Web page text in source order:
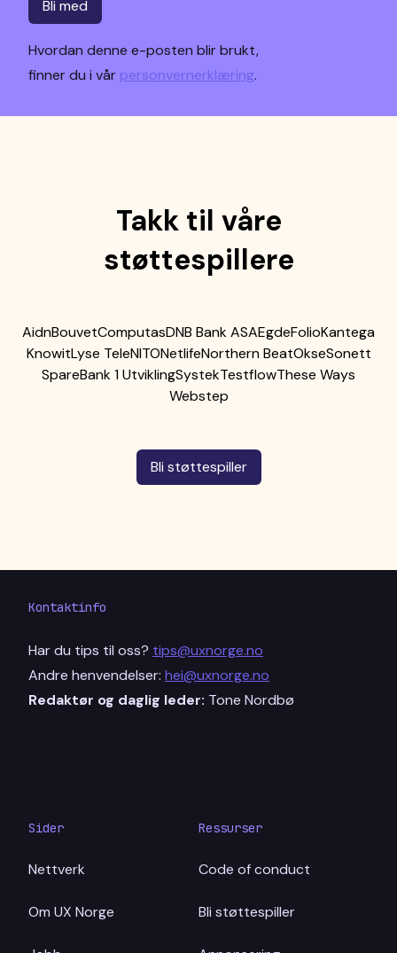
Bli med
Hvordan denne e-posten blir brukt,
finner du i vår personvernerklæring.
Takk til våre
støttespillere
AidnBouvetComputasDNB Bank ASAEgdeFolioKantega
KnowitLyse TeleNITONetlifeNorthern BeatOkseSonett
SpareBank 1 UtviklingSystekTestflowThese Ways
Webstep
Bli støttespiller
Kontaktinfo
Har du tips til oss? tips@uxnorge.no
Andre henvendelser: hei@uxnorge.no
Redaktør og daglig leder: Tone Nordbø
Sider
Nettverk
Om UX Norge
Ressurser
Code of conduct
Bli støttespiller